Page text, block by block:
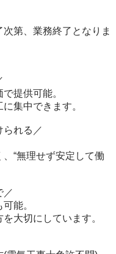
第、業務終了となりま
提供可能。
集中できます。
られる／
“無理せず安定して働
／
能。
大切にしています。